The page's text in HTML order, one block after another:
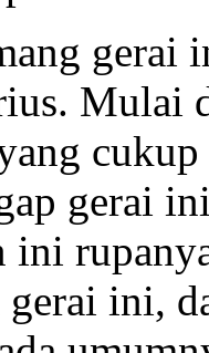
gerai
Mulai
gerai
ini
ini,